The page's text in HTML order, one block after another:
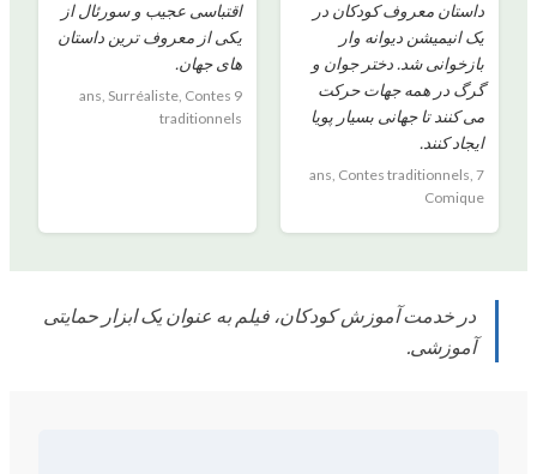
داستان معروف کودکان در
یک انیمیشن دیوانه وار
بازخوانی شد. دختر جوان و
گرگ در همه جهات حرکت
می کنند تا جهانی بسیار پویا
ایجاد کنند.
7 ans, Contes traditionnels,
Comique
اقتباسی عجیب و سورئال از
یکی از معروف ترین داستان
های جهان.
9 ans, Surréaliste, Contes
traditionnels
در خدمت آموزش کودکان، فیلم به عنوان یک ابزار حمایتی
آموزشی.